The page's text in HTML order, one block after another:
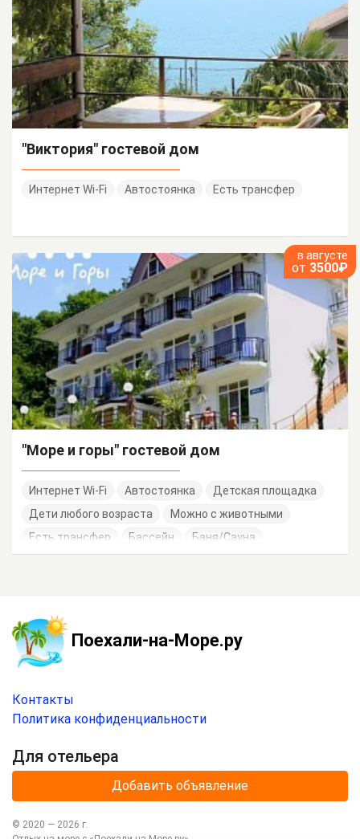
"Виктория" гостевой дом
Интернет Wi-Fi Автостоянка Есть трансфер
в августе
от 3500₽
"Море и горы" гостевой дом
Интернет Wi-Fi Автостоянка
Детская площадка
Дети любого возраста
Можно с животными
Есть трансфер
Бассейн
Баня/Сауна
Поехали-на-Море.ру
Контакты
Политика конфиденциальности
Для отельера
Добавить объявление
© 2020 — 2026 г.